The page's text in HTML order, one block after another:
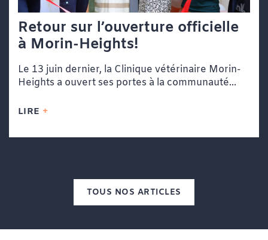
Retour sur l’ouverture officielle
à Morin-Heights!
Le 13 juin dernier, la Clinique vétérinaire Morin-
Heights a ouvert ses portes à la communauté...
LIRE
TOUS NOS ARTICLES